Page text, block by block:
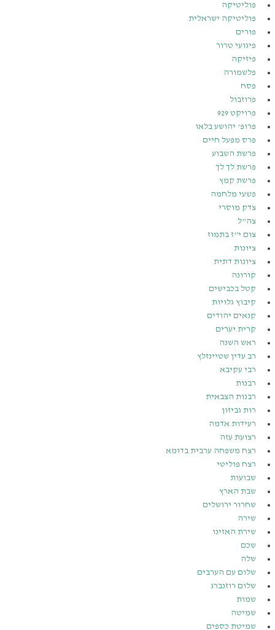
פוליטיקה
פוליטיקה ישראלית
פורים
פיגועי טרור
פיזיקה
פלשמורה
פסח
פרוזבול
פרויקט 929
פרופ’ יהושע בלאו
פרס מפעל חיים
פרשת השבוע
פרשת לך לך
פרשת קמץ
פשעי מלחמה
צדק מוסרי
צה”ל
צום י”ז בתמוז
ציונות
ציונות דתית
קורונה
קטל בכבישים
קיבוץ גלויות
קנאים יהודים
קרית יערים
ראש השנה
רב עדין שטיינזלץ
רבי עקיבא
רבנות
רבנות הצבאית
רות גביזון
רעידות אדמה
רצועת עזה
רצח משפחה ערבית בדומא
רצח פוליטי
שבועות
שבת הארץ
שחרור ירושלים
שירה
שירת האזינו
שכם
שלה
שלום עם הערבים
שלום רוזנברג
שמות
שמיטה
שמיטת כספים